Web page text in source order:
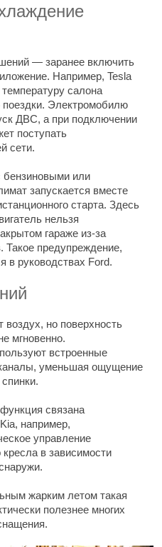
— заранее включить
Например, Tesla
салона
поездки. Электромобилю
ДВС, а при подключении
поступать
сети.
бензиновыми или
запускается вместе
старта. Здесь
нельзя
гараже из-за
Такое предупреждение,
в руководствах Ford.
воздух, но поверхность
мгновенно.
встроенные
уменьшая ощущение
связана
например,
управление
кресла в зависимости
жарким летом такая
полезнее многих